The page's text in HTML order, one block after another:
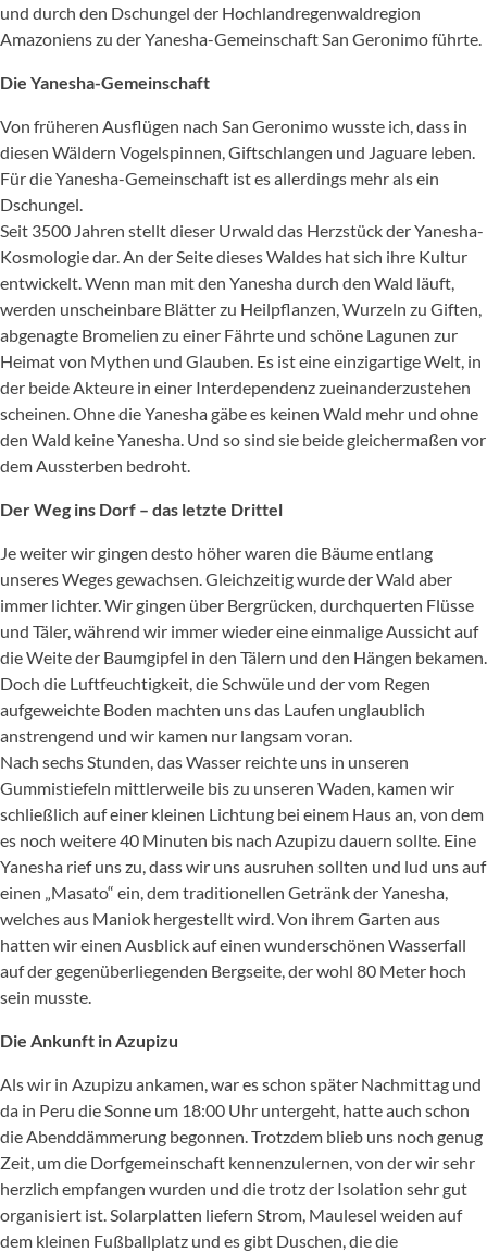
und durch den Dschungel der Hochlandregenwaldregion
Amazoniens zu der Yanesha-Gemeinschaft San Geronimo führte.
Die Yanesha-Gemeinschaft
Von früheren Ausflügen nach San Geronimo wusste ich, dass in
diesen Wäldern Vogelspinnen, Giftschlangen und Jaguare leben.
Für die Yanesha-Gemeinschaft ist es allerdings mehr als ein
Dschungel.
Seit 3500 Jahren stellt dieser Urwald das Herzstück der Yanesha-
Kosmologie dar. An der Seite dieses Waldes hat sich ihre Kultur
entwickelt. Wenn man mit den Yanesha durch den Wald läuft,
werden unscheinbare Blätter zu Heilpflanzen, Wurzeln zu Giften,
abgenagte Bromelien zu einer Fährte und schöne Lagunen zur
Heimat von Mythen und Glauben. Es ist eine einzigartige Welt, in
der beide Akteure in einer Interdependenz zueinanderzustehen
scheinen. Ohne die Yanesha gäbe es keinen Wald mehr und ohne
den Wald keine Yanesha. Und so sind sie beide gleichermaßen vor
dem Aussterben bedroht.
Der Weg ins Dorf – das letzte Drittel
Je weiter wir gingen desto höher waren die Bäume entlang
unseres Weges gewachsen. Gleichzeitig wurde der Wald aber
immer lichter. Wir gingen über Bergrücken, durchquerten Flüsse
und Täler, während wir immer wieder eine einmalige Aussicht auf
die Weite der Baumgipfel in den Tälern und den Hängen bekamen.
Doch die Luftfeuchtigkeit, die Schwüle und der vom Regen
aufgeweichte Boden machten uns das Laufen unglaublich
anstrengend und wir kamen nur langsam voran.
Nach sechs Stunden, das Wasser reichte uns in unseren
Gummistiefeln mittlerweile bis zu unseren Waden, kamen wir
schließlich auf einer kleinen Lichtung bei einem Haus an, von dem
es noch weitere 40 Minuten bis nach Azupizu dauern sollte. Eine
Yanesha rief uns zu, dass wir uns ausruhen sollten und lud uns auf
einen „Masato“ ein, dem traditionellen Getränk der Yanesha,
welches aus Maniok hergestellt wird. Von ihrem Garten aus
hatten wir einen Ausblick auf einen wunderschönen Wasserfall
auf der gegenüberliegenden Bergseite, der wohl 80 Meter hoch
sein musste.
Die Ankunft in Azupizu
Als wir in Azupizu ankamen, war es schon später Nachmittag und
da in Peru die Sonne um 18:00 Uhr untergeht, hatte auch schon
die Abenddämmerung begonnen. Trotzdem blieb uns noch genug
Zeit, um die Dorfgemeinschaft kennenzulernen, von der wir sehr
herzlich empfangen wurden und die trotz der Isolation sehr gut
organisiert ist. Solarplatten liefern Strom, Maulesel weiden auf
dem kleinen Fußballplatz und es gibt Duschen, die die